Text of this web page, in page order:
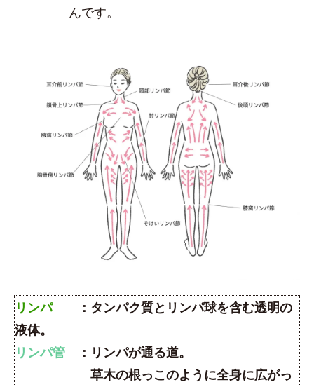
んです。
リンパ：タンパク質とリンパ球を含む透明の
液体。
リンパ管 ：リンパが通る道。
草木の根っこのように全身に広がっ